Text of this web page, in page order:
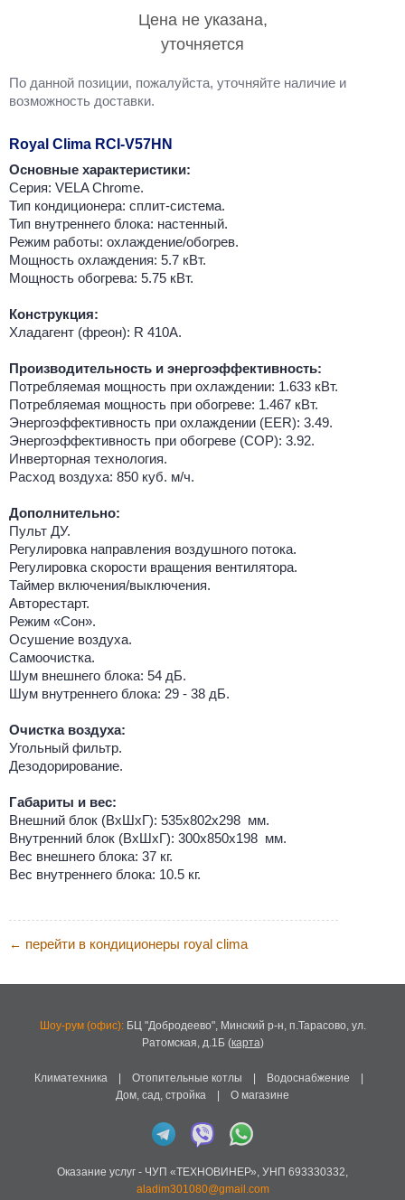
Цена не указана,
уточняется
По данной позиции, пожалуйста, уточняйте наличие и
возможность доставки.
Royal Clima RCI-V57HN
Основные характеристики:
Серия: VELA Chrome.
Тип кондиционера: сплит-система.
Тип внутреннего блока: настенный.
Режим работы: охлаждение/обогрев.
Мощность охлаждения: 5.7 кВт.
Мощность обогрева: 5.75 кВт.
Конструкция:
Хладагент (фреон): R 410A.
Производительность и энергоэффективность:
Потребляемая мощность при охлаждении: 1.633 кВт.
Потребляемая мощность при обогреве: 1.467 кВт.
Энергоэффективность при охлаждении (EER): 3.49.
Энергоэффективность при обогреве (COP): 3.92.
Инверторная технология.
Расход воздуха: 850 куб. м/ч.
Дополнительно:
Пульт ДУ.
Регулировка направления воздушного потока.
Регулировка скорости вращения вентилятора.
Таймер включения/выключения.
Авторестарт.
Режим «Сон».
Осушение воздуха.
Самоочистка.
Шум внешнего блока: 54 дБ.
Шум внутреннего блока: 29 - 38 дБ.
Очистка воздуха:
Угольный фильтр.
Дезодорирование.
Габариты и вес:
Внешний блок (ВхШхГ): 535x802x298 мм.
Внутренний блок (ВхШхГ): 300x850x198 мм.
Вес внешнего блока: 37 кг.
Вес внутреннего блока: 10.5 кг.
← перейти в кондиционеры royal clima
Шоу-рум (офис):БЦ "Добродеево", Минский р-н, п.Тарасово, ул.
Ратомская, д.1Б(карта)
Климатехника| Отопительные котлы Водоснабжение
Дом, сад, стройка
О магазине
Оказание услуг - ЧУП «ТЕХНОВИНЕР», УНП 693330332,
aladim301080@gmail.com